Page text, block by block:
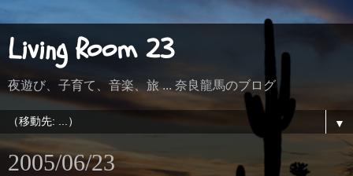
Living Room 23
夜遊び、子育て、音楽、旅 ... 奈良龍馬のブログ
▼
2005/06/23